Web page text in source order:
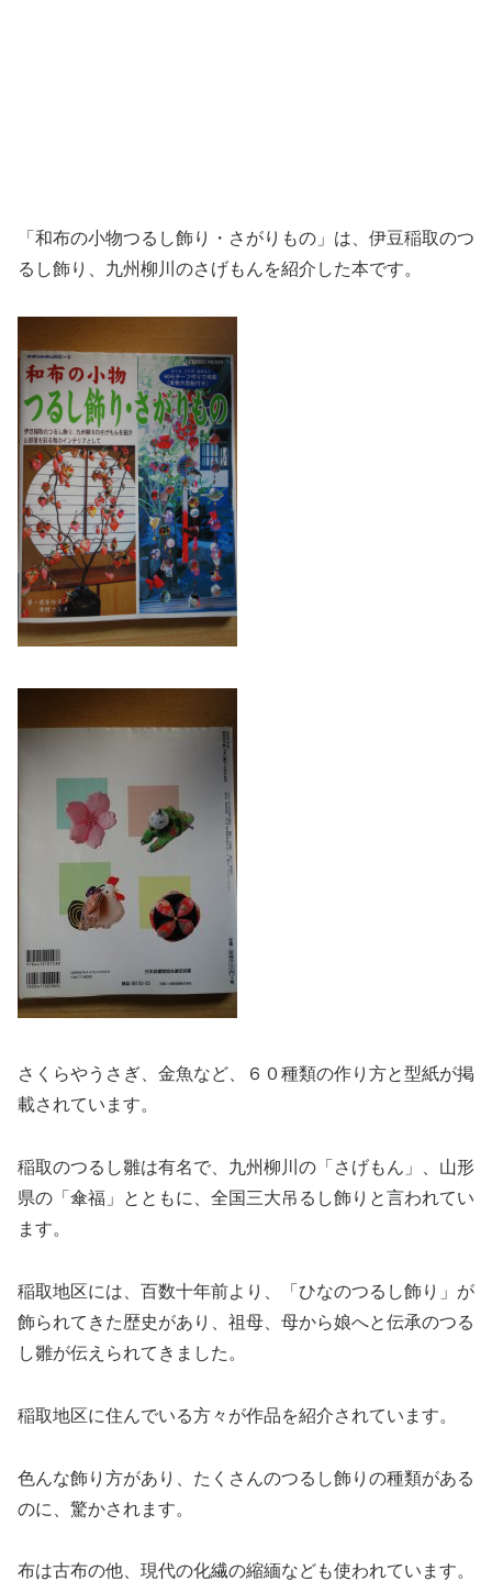
「和布の小物つるし飾り・さがりもの」は、伊豆稲取のつ
るし飾り、九州柳川のさげもんを紹介した本です。
さくらやうさぎ、金魚など、６０種類の作り方と型紙が掲
載されています。
稲取のつるし雛は有名で、九州柳川の「さげもん」、山形
県の「傘福」とともに、全国三大吊るし飾りと言われてい
ます。
稲取地区には、百数十年前より、「ひなのつるし飾り」が
飾られてきた歴史があり、祖母、母から娘へと伝承のつる
し雛が伝えられてきました。
稲取地区に住んでいる方々が作品を紹介されています。
色んな飾り方があり、たくさんのつるし飾りの種類がある
のに、驚かされます。
布は古布の他、現代の化繊の縮緬なども使われています。